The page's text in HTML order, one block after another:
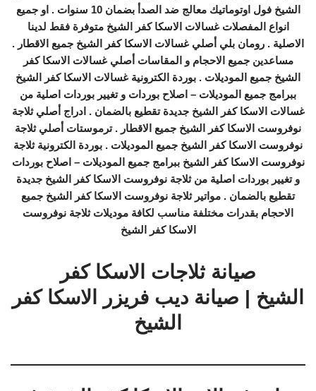
الشيخ فول اوتوماتيك معالج ضد الصدأ بضمان 10 سنوات . او جميع
انواع المفصلات غسالات الاسكا كفر الشيخ متوفرة فقط لدينا
الاصلية . رومان بلي أصلي غسالات الاسكا كفر الشيخ جميع الاقطار .
مساعدين جميع الاحجام و المقاسات أصلي غسالات الاسكا كفر
الشيخ جميع الموديلات . بوردة الكترونية غسالات الاسكا كفر الشيخ
ببرامج جميع الموديلات – اصلاح بوردات و تغيير بوردات اصلية من
غسالات الاسكا كفر الشيخ جديدة تقطيع بالضمان . ادراج أصلي ثلاجة
نوفروست الاسكا كفر الشيخ جميع الاقطار . ترموستات أصلي ثلاجة
نوفروست الاسكا كفر الشيخ جميع الموديلات . بوردة الكترونية ثلاجة
نوفروست الاسكا كفر الشيخ ببرامج جميع الموديلات – اصلاح بوردات
و تغيير بوردات اصلية من ثلاجة نوفروست الاسكا كفر الشيخ جديدة
تقطيع بالضمان . مواتير ثلاجة نوفروست الاسكا كفر الشيخ جميع
الاحجام بقدرات مختلفة مناسب لكافة موديلات ثلاجة نوفروست
الاسكا كفر الشيخ
صيانة ثلاجات الاسكا كفر
الشيخ | صيانة ديب فريزر الاسكا كفر
الشيخ